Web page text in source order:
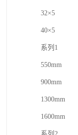
32×5
40×5
系列1
550mm
900mm
1300mm
1600mm